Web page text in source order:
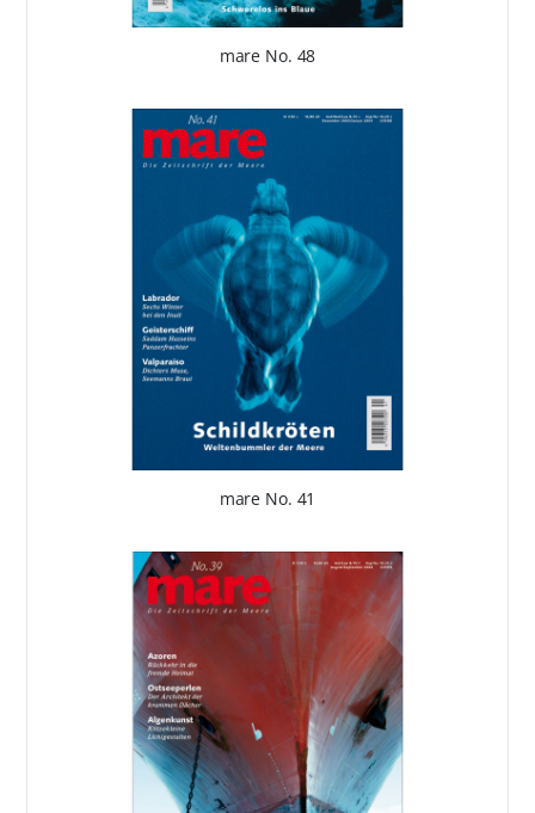
mare No. 48
mare No. 41